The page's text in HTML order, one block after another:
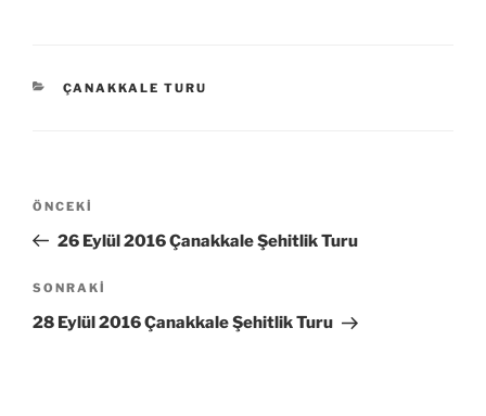
KATEGORILER
ÇANAKKALE TURU
Yazı
Önceki
Yazı
ÖNCEKI
26 Eylül 2016 Çanakkale Şehitlik Turu
Sonraki
Yazı
SONRAKI
28 Eylül 2016 Çanakkale Şehitlik Turu